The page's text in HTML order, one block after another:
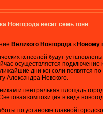
Новгорода весит семь тонн
Великого Новгорода к Новому
консолей будут
осуществляется
дни консоли появятся
Александра Невского.
и центральная площадь
композиция в виде
по установке главной